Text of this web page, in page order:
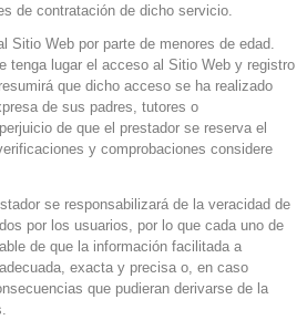
de contratación de dicho servicio.
Sitio Web por parte de menores de edad.
tenga lugar el acceso al Sitio Web y registro
que dicho acceso se ha realizado
de sus padres, tutores o
de que el prestador se reserva el
y comprobaciones considere
se responsabilizará de la veracidad de
por los usuarios, por lo que cada uno de
de que la información facilitada a
exacta y precisa o, en caso
que pudieran derivarse de la